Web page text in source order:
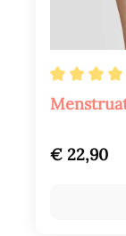
Regulärer
€ 22,90